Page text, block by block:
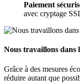
Paiement
avec cryptage
Nous travaillons dans
Grâce à des mesures
réduire autant que